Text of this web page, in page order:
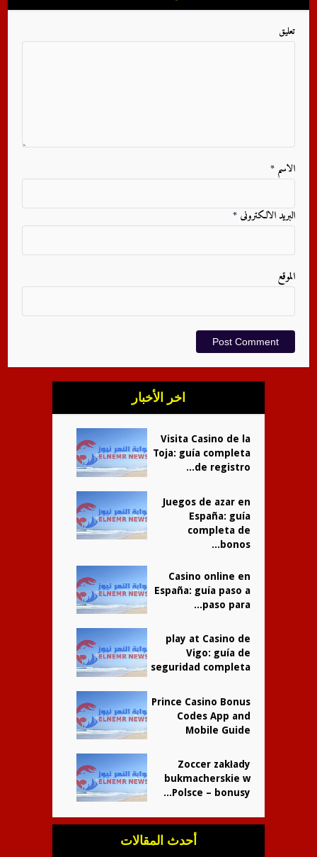
تعليق
الاسم *
البريد الالكترونى *
الموقع
اخر الأخبار
Visita Casino de la
Toja: guía completa
de registro...
Juegos de azar en
España: guía
completa de
bonos...
Casino online en
España: guía paso a
paso para...
play at Casino de
Vigo: guía de
seguridad completa
Prince Casino Bonus
Codes App and
Mobile Guide
Zoccer zakłady
bukmacherskie w
Polsce – bonusy...
أحدث المقالات